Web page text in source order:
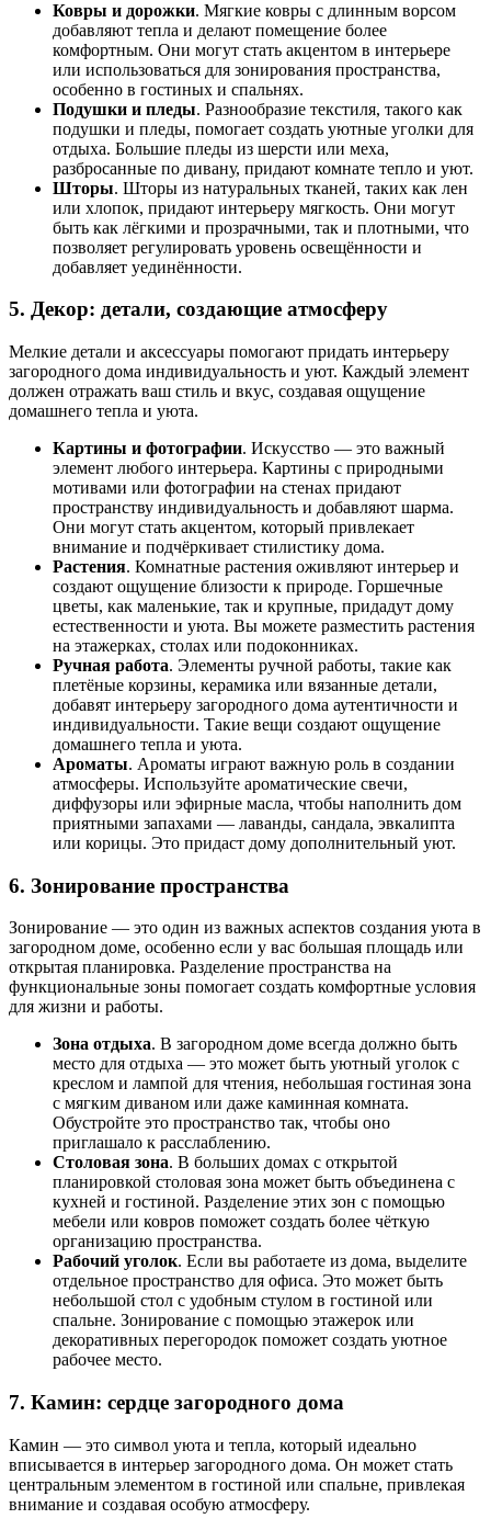
Ковры и дорожки. Мягкие ковры с длинным ворсом
добавляют тепла и делают помещение более
комфортным. Они могут стать акцентом в интерьере
или использоваться для зонирования пространства,
особенно в гостиных и спальнях.
Подушки и пледы. Разнообразие текстиля, такого как
подушки и пледы, помогает создать уютные уголки для
отдыха. Большие пледы из шерсти или меха,
разбросанные по дивану, придают комнате тепло и уют.
Шторы. Шторы из натуральных тканей, таких как лен
или хлопок, придают интерьеру мягкость. Они могут
быть как лёгкими и прозрачными, так и плотными, что
позволяет регулировать уровень освещённости и
добавляет уединённости.
5. Декор: детали, создающие атмосферу
Мелкие детали и аксессуары помогают придать интерьеру
загородного дома индивидуальность и уют. Каждый элемент
должен отражать ваш стиль и вкус, создавая ощущение
домашнего тепла и уюта.
Картины и фотографии. Искусство — это важный
элемент любого интерьера. Картины с природными
мотивами или фотографии на стенах придают
пространству индивидуальность и добавляют шарма.
Они могут стать акцентом, который привлекает
внимание и подчёркивает стилистику дома.
Растения. Комнатные растения оживляют интерьер и
создают ощущение близости к природе. Горшечные
цветы, как маленькие, так и крупные, придадут дому
естественности и уюта. Вы можете разместить растения
на этажерках, столах или подоконниках.
Ручная работа. Элементы ручной работы, такие как
плетёные корзины, керамика или вязанные детали,
добавят интерьеру загородного дома аутентичности и
индивидуальности. Такие вещи создают ощущение
домашнего тепла и уюта.
Ароматы. Ароматы играют важную роль в создании
атмосферы. Используйте ароматические свечи,
диффузоры или эфирные масла, чтобы наполнить дом
приятными запахами — лаванды, сандала, эвкалипта
или корицы. Это придаст дому дополнительный уют.
6. Зонирование пространства
Зонирование — это один из важных аспектов создания уюта в
загородном доме, особенно если у вас большая площадь или
открытая планировка. Разделение пространства на
функциональные зоны помогает создать комфортные условия
для жизни и работы.
Зона отдыха. В загородном доме всегда должно быть
место для отдыха — это может быть уютный уголок с
креслом и лампой для чтения, небольшая гостиная зона
с мягким диваном или даже каминная комната.
Обустройте это пространство так, чтобы оно
приглашало к расслаблению.
Столовая зона. В больших домах с открытой
планировкой столовая зона может быть объединена с
кухней и гостиной. Разделение этих зон с помощью
мебели или ковров поможет создать более чёткую
организацию пространства.
Рабочий уголок. Если вы работаете из дома, выделите
отдельное пространство для офиса. Это может быть
небольшой стол с удобным стулом в гостиной или
спальне. Зонирование с помощью этажерок или
декоративных перегородок поможет создать уютное
рабочее место.
7. Камин: сердце загородного дома
Камин — это символ уюта и тепла, который идеально
вписывается в интерьер загородного дома. Он может стать
центральным элементом в гостиной или спальне, привлекая
внимание и создавая особую атмосферу.